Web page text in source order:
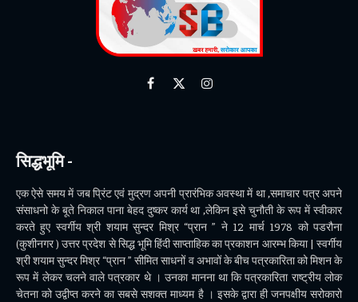
Facebook
X
Instagram
सिद्धभूमि -
एक ऐसे समय में जब प्रिंट एवं मुद्रण अपनी प्रारंभिक अवस्था में था ,समाचार पत्र अपने
संसाधनो के बूते निकाल पाना बेहद दुष्कर कार्य था ,लेकिन इसे चुनौती के रूप में स्वीकार
करते हुए स्वर्गीय श्री शयाम सुन्दर मिश्र “प्रान ” ने 12 मार्च 1978 को पडरौना
(कुशीनगर ) उत्तर प्रदेश से सिद्ध भूमि हिंदी साप्ताहिक का प्रकाशन आरम्भ किया | स्वर्गीय
श्री शयाम सुन्दर मिश्र “प्रान ” सीमित साधनों व अभावों के बीच पत्रकारिता को मिशन के
रूप में लेकर चलने वाले पत्रकार थे । उनका मानना था कि पत्रकारिता राष्ट्रीय लोक
चेतना को उद्वीप्त करने का सबसे सशक्त माध्यम है । इसके द्वारा ही जनपक्षीय सरोकारो